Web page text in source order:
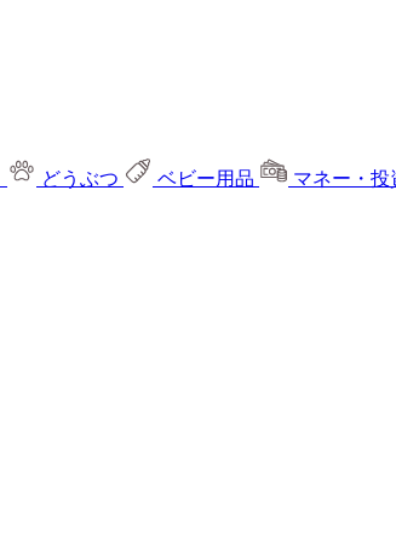
どうぶつ ベビー用品 マネー・投